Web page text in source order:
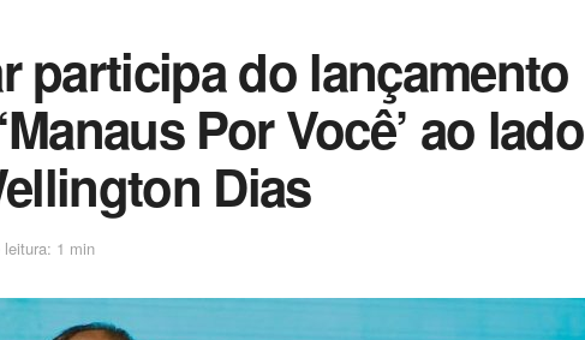
participa do lançamento
Por Você’ ao lado
Dias
leitura: 1 min